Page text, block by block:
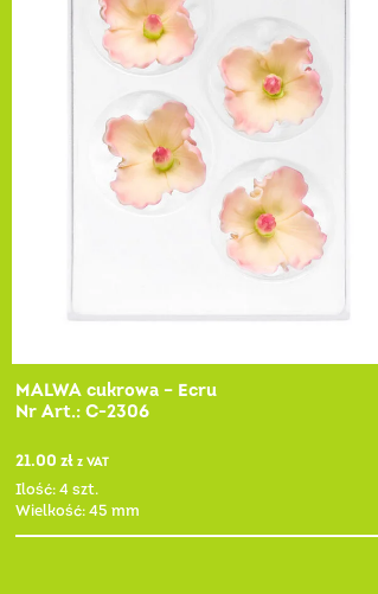
MALWA cukrowa – Ecru
Nr Art.: C-2306
21.00 zł z VAT
Ilość: 4 szt.
Wielkość: 45 mm